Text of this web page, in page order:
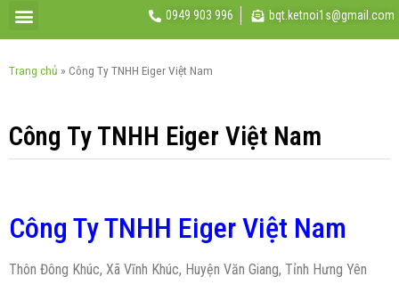
0949 903 996 bqt.ketnoi1s@gmail.com
Trang chủ » Công Ty TNHH Eiger Việt Nam
Công Ty TNHH Eiger Việt Nam
Công Ty TNHH Eiger Việt Nam
Thôn Đông Khúc, Xã Vĩnh Khúc, Huyện Văn Giang, Tỉnh Hưng Yên